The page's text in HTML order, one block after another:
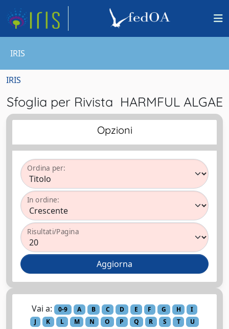
IRIS
IRIS
Sfoglia per Rivista HARMFUL ALGAE
Opzioni
Ordina per:
In ordine:
Risultati/Pagina
Vai a: 0-9 A B C D E F G H
I
J
K L M N O P Q R S T
U